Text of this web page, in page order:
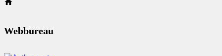
Webbureau